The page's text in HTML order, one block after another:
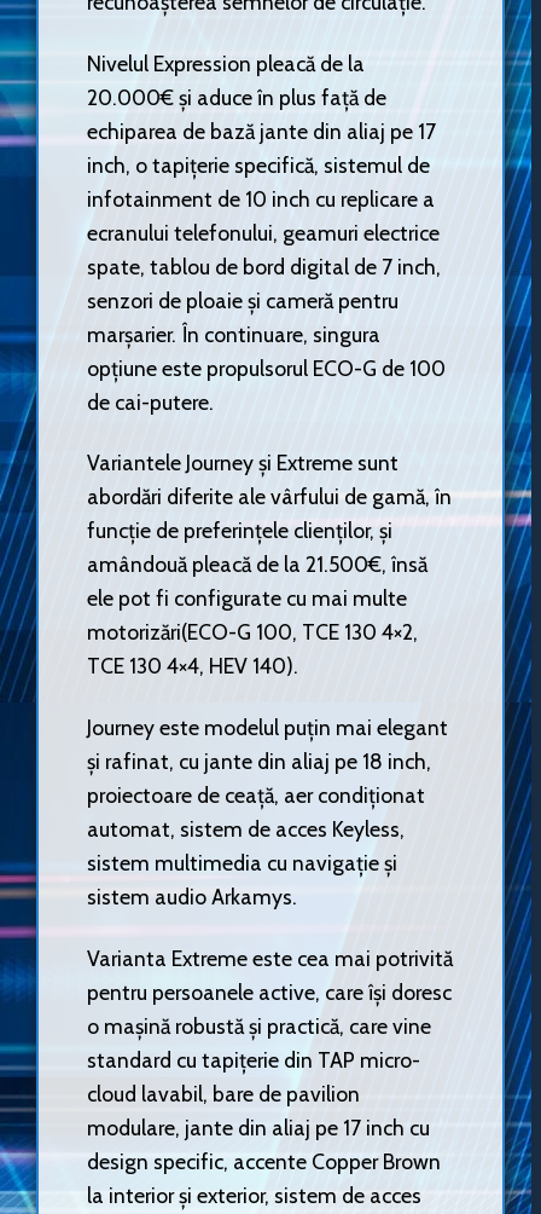
Nivelul Expression pleacă de la
20.000€ și aduce în plus față de
echiparea de bază jante din aliaj pe 17
inch, o tapițerie specifică, sistemul de
infotainment de 10 inch cu replicare a
ecranului telefonului, geamuri electrice
spate, tablou de bord digital de 7 inch,
senzori de ploaie și cameră pentru
marșarier. În continuare, singura
opțiune este propulsorul ECO-G de 100
de cai-putere.
Variantele Journey și Extreme sunt
abordări diferite ale vârfului de gamă, în
funcție de preferințele clienților, și
amândouă pleacă de la 21.500€, însă
ele pot fi configurate cu mai multe
motorizări(ECO-G 100, TCE 130 4×2,
TCE 130 4×4, HEV 140).
Journey este modelul puțin mai elegant
și rafinat, cu jante din aliaj pe 18 inch,
proiectoare de ceață, aer condiționat
automat, sistem de acces Keyless,
sistem multimedia cu navigație și
sistem audio Arkamys.
Varianta Extreme este cea mai potrivită
pentru persoanele active, care își doresc
o mașină robustă și practică, care vine
standard cu tapițerie din TAP micro-
cloud lavabil, bare de pavilion
modulare, jante din aliaj pe 17 inch cu
design specific, accente Copper Brown
la interior și exterior, sistem de acces